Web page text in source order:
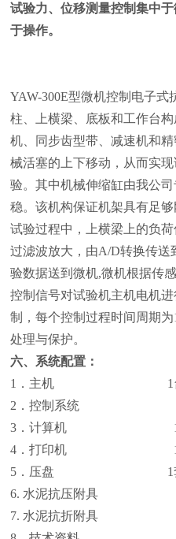
试验力、位移测量控制集中
于操作。
YAW-300E型微机控制电子
柱、上横梁、底板和工作台
机、同步齿型带、减速机和
械活塞的上下移动，从而实
验。其中机械伸缩缸由我公
稳。该机构保证机架具有足
试验过程中，上横梁上的负
过滤波放大，由A/D转换传
验数据送到微机,微机根据传
控制信号对试验机主机电机
制，每个控制过程时间周期
处理与保护。
六、系统配置：
1．主机 1
2．控制系统 1
3．计算机 1
4．打印机 1
5．压盘 1
6. 水泥抗压附具
7. 水泥抗折附具